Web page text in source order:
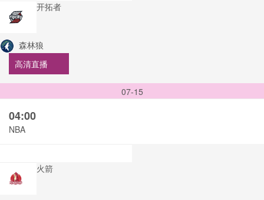
开拓者
森林狼
高清直播
07-15
04:00
NBA
火箭